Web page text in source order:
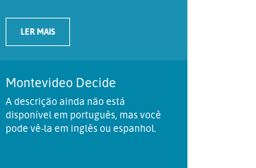
LER MAIS
Montevideo Decide
A descrição ainda não está
disponível em português, mas você
pode vê-la em inglês ou espanhol.